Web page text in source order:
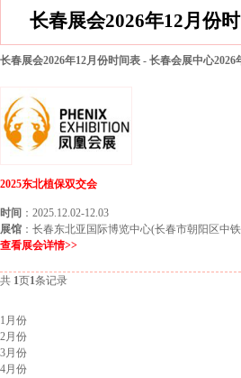
长春展会2026年12月份
长春展会2026年12月份时间表 - 长春会展中心2026
2025东北植保双交会
时间 ：2025.12.02-12.03
展馆 ：长春东北亚国际博览中心(长春市朝阳区中
查看展会详情>>
共 1页1条记录
1月份
2月份
3月份
4月份